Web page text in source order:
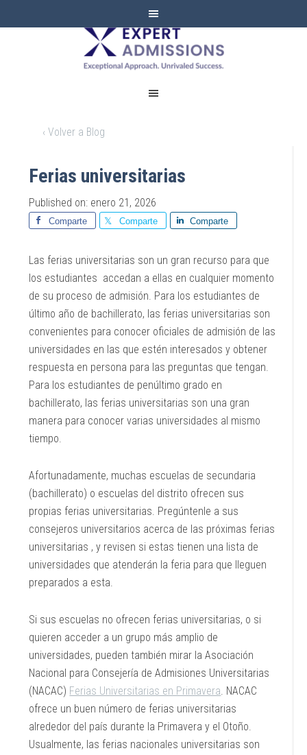
EXPERT
ADMISSIONS
‹ Volver a Blog
Ferias universitarias
Published on: enero 21, 2026
Comparte Comparte Comparte
Las ferias universitarias son un gran recurso para que
los estudiantes accedan a ellas en cualquier momento
de su proceso de admisión. Para los estudiantes de
último año de bachillerato, las ferias universitarias son
convenientes para conocer oficiales de admisión de las
universidades en las que estén interesados y obtener
respuesta en persona para las preguntas que tengan.
Para los estudiantes de penúltimo grado en
bachillerato, las ferias universitarias son una gran
manera para conocer varias universidades al mismo
tiempo.
Afortunadamente, muchas escuelas de secundaria
(bachillerato) o escuelas del distrito ofrecen sus
propias ferias universitarias. Pregúntenle a sus
consejeros universitarios acerca de las próximas ferias
universitarias , y revisen si estas tienen una lista de
universidades que atenderán la feria para que lleguen
preparados a esta.
Si sus escuelas no ofrecen ferias universitarias, o si
quieren acceder a un grupo más amplio de
universidades, pueden también mirar la Asociación
Nacional para Consejería de Admisiones Universitarias
(NACAC) Ferias Universitarias en Primavera. NACAC
ofrece un buen número de ferias universitarias
alrededor del país durante la Primavera y el Otoño.
Usualmente, las ferias nacionales universitarias son